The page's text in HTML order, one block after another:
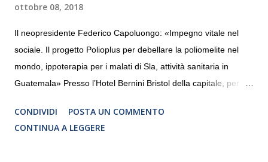
ottobre 08, 2018
Il neopresidente Federico Capoluongo: «Impegno vitale nel
sociale. Il progetto Polioplus per debellare la poliomelite nel
mondo, ippoterapia per i malati di Sla, attività sanitaria in
Guatemala» Presso l’Hotel Bernini Bristol della capitale, per la
programmazione del Rotary Club Roma Sud-Est che festeggia
i quaranta anni di attività. Un’occasione per raccontare al
CONDIVIDI
POSTA UN COMMENTO
CONTINUA A LEGGERE